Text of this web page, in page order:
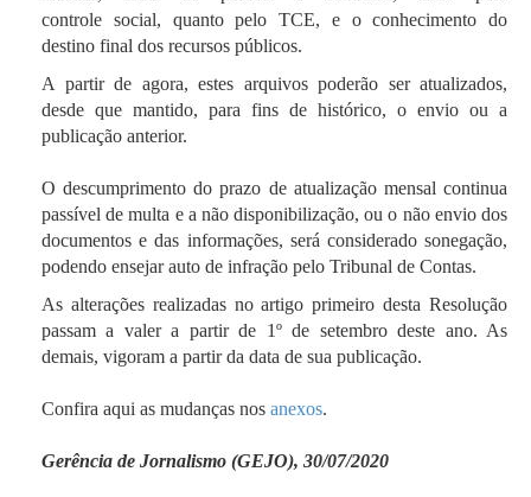
controle social, quanto pelo TCE, e o conhecimento do
destino final dos recursos públicos.
A partir de agora, estes arquivos poderão ser atualizados,
desde que mantido, para fins de histórico, o envio ou a
publicação anterior.
O descumprimento do prazo de atualização mensal continua
passível de multa e a não disponibilização, ou o não envio dos
documentos e das informações, será considerado sonegação,
podendo ensejar auto de infração pelo Tribunal de Contas.
As alterações realizadas no artigo primeiro desta Resolução
passam a valer a partir de 1º de setembro deste ano. As
demais, vigoram a partir da data de sua publicação.
Confira aqui as mudanças nos anexos.
Gerência de Jornalismo (GEJO), 30/07/2020